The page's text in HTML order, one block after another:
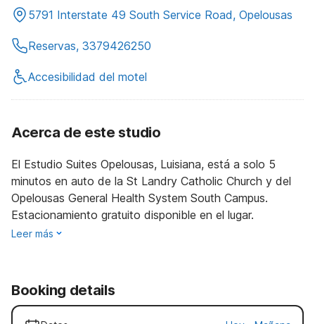
5791 Interstate 49 South Service Road, Opelousas
Reservas, 3379426250
Accesibilidad del motel
Acerca de este studio
El Estudio Suites Opelousas, Luisiana, está a solo 5
minutos en auto de la St Landry Catholic Church y del
Opelousas General Health System South Campus.
Estacionamiento gratuito disponible en el lugar.
Leer más
Booking details